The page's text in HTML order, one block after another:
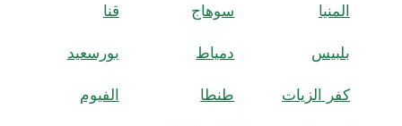
المنيا سوهاج قنا
بلبيس دمياط بورسعيد
كفر الزيات طنطا الفيوم